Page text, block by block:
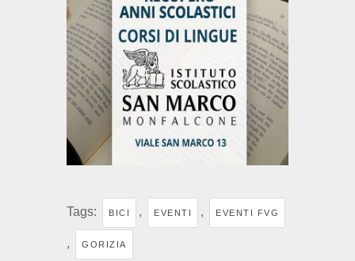
Tags: BICI , EVENTI , EVENTI FVG
, GORIZIA